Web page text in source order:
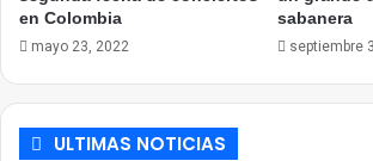
en Colombia
mayo 23, 2022
sabanera
septiembre
ULTIMAS NOTICIAS